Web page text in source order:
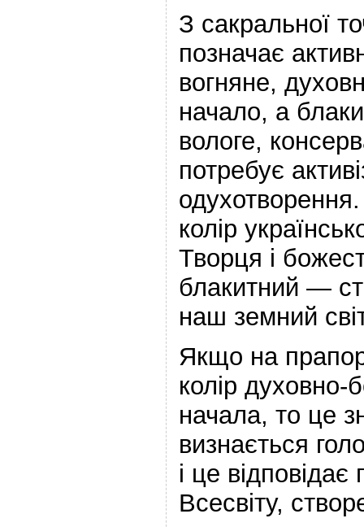
З сакральної
позначає
вогняне,
начало, а
вологе,
потребує
колір
Творця і
блакитний —
наш земний
Якщо на
колір духовно-
начала, то це
визнається
і це
Всесвіту,